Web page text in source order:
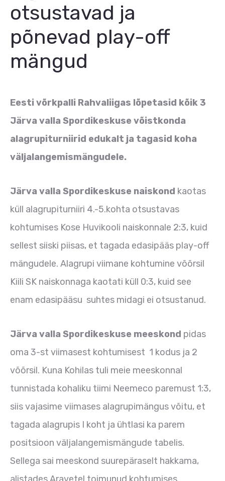
otsustavad ja
põnevad play-off
mängud
Eesti võrkpalli Rahvaliigas lõpetasid kõik 3
Järva valla Spordikeskuse võistkonda
alagrupiturniirid edukalt ja tagasid koha
väljalangemismängudele.
Järva valla Spordikeskuse naiskond kaotas
küll alagrupiturniiri 4.-5.kohta otsustavas
kohtumises Kose Huvikooli naiskonnale 2:3, kuid
sellest siiski piisas, et tagada edasipääs play-off
mängudele. Alagrupi viimane kohtumine võõrsil
Kiili SK naiskonnaga kaotati küll 0:3, kuid see
enam edasipääsu suhtes midagi ei otsustanud.
Järva valla Spordikeskuse meeskond pidas
oma 3-st viimasest kohtumisest 1 kodus ja 2
võõrsil. Kuna Kohilas tuli meie meeskonnal
tunnistada kohaliku tiimi Neemeco paremust 1:3,
siis vajasime viimases alagrupimängus võitu, et
tagada alagrupis I koht ja ühtlasi ka parem
positsioon väljalangemismängude tabelis.
Sellega sai meeskond suurepäraselt hakkama,